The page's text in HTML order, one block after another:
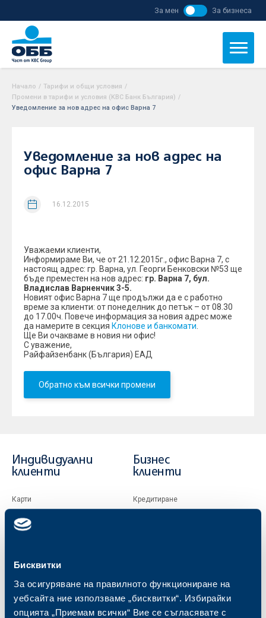
Бисквитки
За осигуряване на правилното функциониране на
уебсайта ние използваме „бисквитки“. Избирайки
опцията „Приемам всички“ Вие се съгласявате с
За мен За бизнеса
Начало / Тарифи и общи условия /
Промени в тарифи и условия (KBC Банк България) /
Уведомление за нов адрес на офис Варна 7
Уведомление за нов адрес на
офис Варна 7
16.12.2015
Уважаеми клиенти,
Информираме Ви, че от 21.12.2015г., офис Варна 7, с
настоящ адрес: гр. Варна, ул. Георги Бенковски №53 ще
бъде преместен на нов адрес: гр. Варна 7, бул.
Владислав Варненчик 3-5.
Новият офис Варна 7 ще продължи да е с работно
време за клиенти: от понеделник до петък – от 08.30
до 17.00ч. Повече информация за новия адрес може
да намерите в секция Клонове и банкомати
Ще Ви очакваме в новия ни офис!
С уважение,
Райфайзенбанк (България) ЕАД
Обратно към всички промени
Индивидуални
клиенти
Карти
Кредити
Застраховки
Актуализация на клиентски данни
Бизнес
клиенти
Кредитиране
Финансови институции и суверени